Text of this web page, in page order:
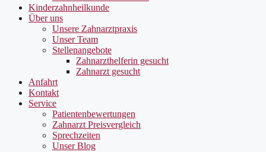
Kinderzahnheilkunde
Über uns
Unsere Zahnarztpraxis
Unser Team
Stellenangebote
Zahnarzthelferin gesucht
Zahnarzt gesucht
Anfahrt
Kontakt
Service
Patientenbewertungen
Zahnarzt Preisvergleich
Sprechzeiten
Unser Blog